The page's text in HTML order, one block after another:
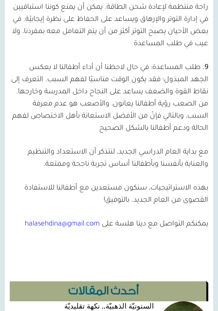
أحدث المقالات
السنونيّة الذهبيّة.. نكهة تقليديّة
راحة منتظمة لإعادة شحن الطاقة. يمكن أن يمنع كوننا استباقيين
في إدارة التوتر والإرهاق ويساعد على الحفاظ على نظرة إيجابيّة. في
بعض الأحيان يصبح التوتر أكثر من أن يتم التعامل معه بمفردنا، ولا
عيب في طلب المساعدة
9. طلب المساعدة: في حال لاحظنا أن أداء أطفالنا لا يعكس
الجهد المبذول؛ فقد يكون الوقت مناسبًا لفهم السبب. التعرف إلى
نقاط القوة والضعف يساعد على النجاح داخل المدرسة وخارجها.
من الصعب رؤية أطفالنا يعانون، والأصعب هو عدم معرفة
السبب، وبالتالي فإنّ من الأفضل الاستعانة بأهل الاختصاص لفهم
الحالة ودعم أطفالنا بالشكل الصحيح
مع بداية العام الدراسي الجديد، لنتذكر أن الاستعداد والتنظيم
والعناية بأنفسنا وبأطفالنا أساس تجربة ناجحة وممتعة.
بهذه الاستراتيجيات، سنكون مستعدين مع أطفالنا للاستفادة
القصوى من العام الجديد. بالتوفيق!
يمكنكم التواصل مع دينا هلسة على halasehdina@gmail.com